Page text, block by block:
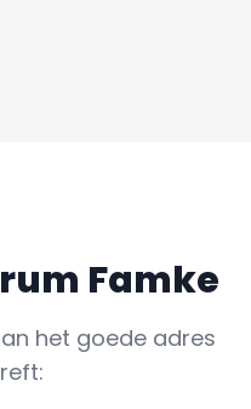
Famke
het goede adres